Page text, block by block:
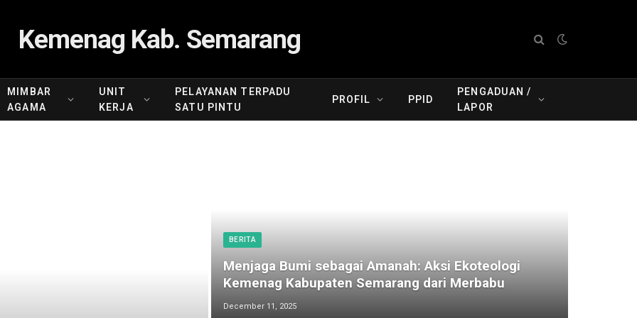
Kemenag Kab. Semarang
MIMBAR
AGAMA
UNIT
KERJA
PELAYANAN TERPADU
SATU PINTU
PROFIL PPID
PENGADUAN /
LAPOR
BERITA
Menjaga Bumi sebagai Amanah: Aksi Ekoteologi
Kemenag Kabupaten Semarang dari Merbabu
December 11, 2025